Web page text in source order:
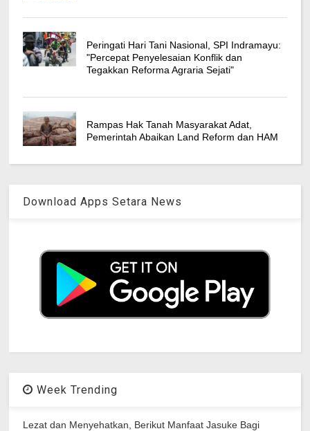
Peringati Hari Tani Nasional, SPI Indramayu:
"Percepat Penyelesaian Konflik dan
Tegakkan Reforma Agraria Sejati"
Rampas Hak Tanah Masyarakat Adat,
Pemerintah Abaikan Land Reform dan HAM
Download Apps Setara News
Week Trending
Lezat dan Menyehatkan, Berikut Manfaat Jasuke Bagi